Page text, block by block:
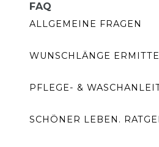
FAQ
ALLGEMEINE FRAGEN
WUNSCHLÄNGE
PFLEGE- &
SCHÖNER LEBEN.